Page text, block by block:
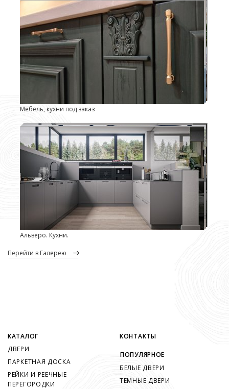
Мебель, кухни под заказ
Альверо. Кухни.
перейти в Галерею
КАТАЛОГ
ДВЕРИ
ПАРКЕТНАЯ ДОСКА
РЕЙКИ И РЕЕЧНЫЕ
ПЕРЕГОРОДКИ
КОНТАКТЫ
ПОПУЛЯРНОЕ
БЕЛЫЕ ДВЕРИ
ТЕМНЫЕ ДВЕРИ